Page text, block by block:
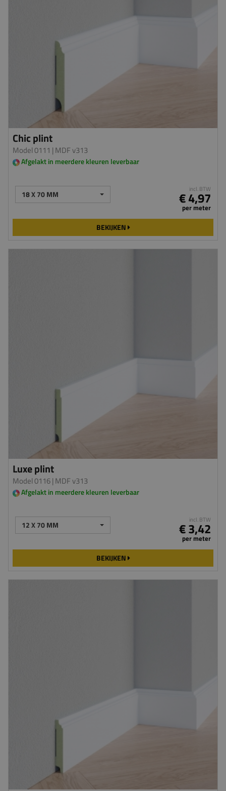
Chic plint
Model 0111 | MDF v313
Afgelakt in meerdere kleuren leverbaar
18 X 70 MM incl. BTW
€ 4,97
per meter
BEKIJKEN
Luxe plint
Model 0116| MDF v313
Afgelakt in meerdere kleuren leverbaar
12 X 70 MM incl. BTW
€ 3,42
per meter
BEKIJKEN